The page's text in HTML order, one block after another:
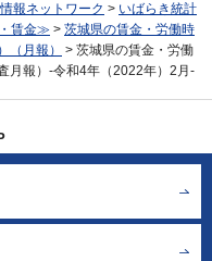
報ネットワーク > いばらき統計
賃金≫ > 茨城県の賃金・労働時
（月報）
> 茨城県の賃金・労働
月報）-令和4年（2022年）2月-